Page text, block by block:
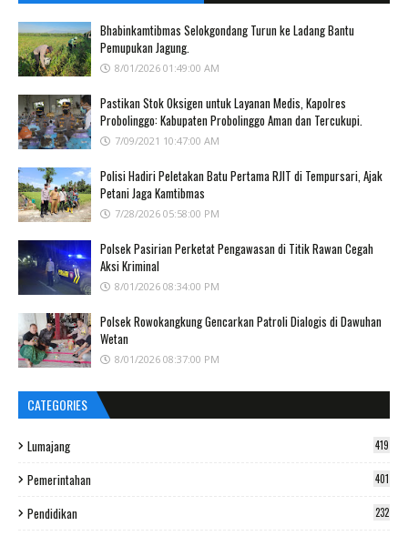
Bhabinkamtibmas Selokgondang Turun ke Ladang Bantu
Pemupukan Jagung.
8/01/2026 01:49:00 AM
Pastikan Stok Oksigen untuk Layanan Medis, Kapolres
Probolinggo: Kabupaten Probolinggo Aman dan Tercukupi.
7/09/2021 10:47:00 AM
Polisi Hadiri Peletakan Batu Pertama RJIT di Tempursari, Ajak
Petani Jaga Kamtibmas
7/28/2026 05:58:00 PM
Polsek Pasirian Perketat Pengawasan di Titik Rawan Cegah
Aksi Kriminal
8/01/2026 08:34:00 PM
Polsek Rowokangkung Gencarkan Patroli Dialogis di Dawuhan
Wetan
8/01/2026 08:37:00 PM
CATEGORIES
Lumajang 419
Pemerintahan 401
Pendidikan 232